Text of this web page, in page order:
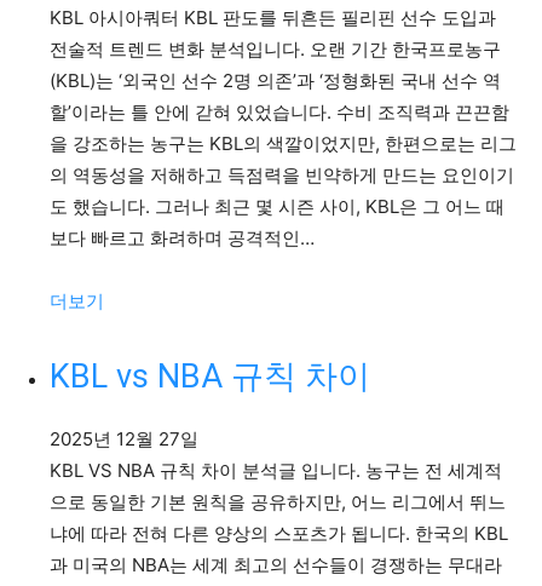
KBL 아시아쿼터 KBL 판도를 뒤흔든 필리핀 선수 도입과
전술적 트렌드 변화 분석입니다. 오랜 기간 한국프로농구
(KBL)는 ‘외국인 선수 2명 의존’과 ‘정형화된 국내 선수 역
할’이라는 틀 안에 갇혀 있었습니다. 수비 조직력과 끈끈함
을 강조하는 농구는 KBL의 색깔이었지만, 한편으로는 리그
의 역동성을 저해하고 득점력을 빈약하게 만드는 요인이기
도 했습니다. 그러나 최근 몇 시즌 사이, KBL은 그 어느 때
보다 빠르고 화려하며 공격적인…
더보기
시
아
KBL vs NBA 규칙 차이
2025년 12월 27일
KBL VS NBA 규칙 차이 분석글 입니다. 농구는 전 세계적
으로 동일한 기본 원칙을 공유하지만, 어느 리그에서 뛰느
냐에 따라 전혀 다른 양상의 스포츠가 됩니다. 한국의 KBL
과 미국의 NBA는 세계 최고의 선수들이 경쟁하는 무대라